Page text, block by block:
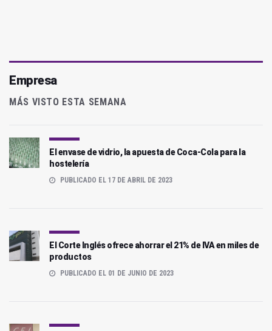
Empresa
MÁS VISTO ESTA SEMANA
El envase de vidrio, la apuesta de Coca-Cola para la
hostelería
PUBLICADO EL 17 DE ABRIL DE 2023
El Corte Inglés ofrece ahorrar el 21% de IVA en miles de
productos
PUBLICADO EL 01 DE JUNIO DE 2023